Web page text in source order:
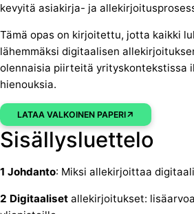
kevyitä asiakirja- ja
Tämä opas on kirjoitettu, jotta kaikki
lähemmäksi digitaalisen
olennaisia piirteitä yrityskontekstissa
hienouksia.
LATAA VALKOINEN PAPERI
Sisällysluettelo
1 Johdanto: Miksi allekirjoittaa
2 Digitaaliset allekirjoitukset: